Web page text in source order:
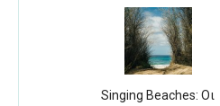
Singing Beaches: Οι